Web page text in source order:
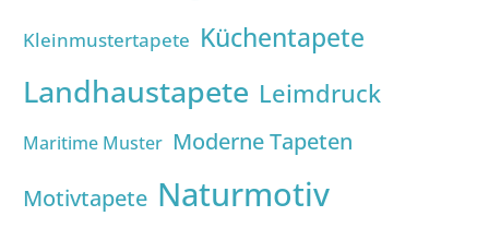
Kleinmustertapete Küchentapete
Landhaustapete Leimdruck
Maritime Muster Moderne Tapeten
Motivtapete Naturmotiv